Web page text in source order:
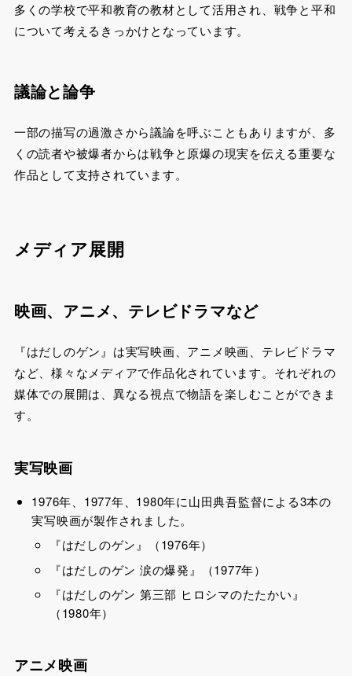
多くの学校で平和教育の教材として活用され、戦争と平和
について考えるきっかけとなっています。
議論と論争
一部の描写の過激さから議論を呼ぶこともありますが、多
くの読者や被爆者からは戦争と原爆の現実を伝える重要な
作品として支持されています。
メディア展開
映画、アニメ、テレビドラマなど
『はだしのゲン』は実写映画、アニメ映画、テレビドラマ
など、様々なメディアで作品化されています。それぞれの
媒体での展開は、異なる視点で物語を楽しむことができま
す。
実写映画
1976年、1977年、1980年に山田典吾監督による3本の
実写映画が製作されました。
『はだしのゲン』（1976年）
『はだしのゲン 涙の爆発』（1977年）
『はだしのゲン 第三部 ヒロシマのたたかい』
（1980年）
アニメ映画